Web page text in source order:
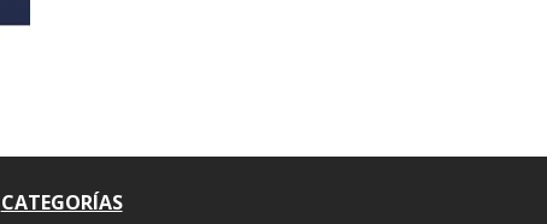
CATEGORÍAS